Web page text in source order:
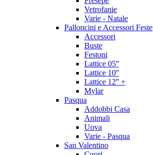
Vetrofanie
Varie - Natale
Palloncini e Accessori Feste
Accessori
Buste
Festoni
Lattice 05''
Lattice 10''
Lattice 12'' +
Mylar
Pasqua
Addobbi Casa
Animali
Uova
Varie - Pasqua
San Valentino